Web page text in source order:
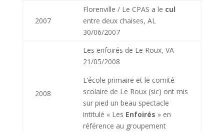
2007
Florenville / Le CPAS a le cul
entre deux chaises, AL
30/06/2007
2008
Les enfoirés de Le Roux, VA
21/05/2008
L’école primaire et le comité
scolaire de Le Roux (sic) ont mis
sur pied un beau spectacle
intitulé « Les Enfoirés » en
référence au groupement